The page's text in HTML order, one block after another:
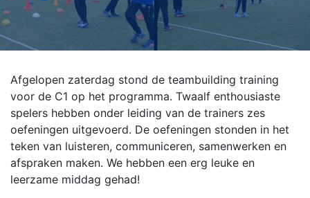
Afgelopen zaterdag stond de teambuilding training
voor de C1 op het programma. Twaalf enthousiaste
spelers hebben onder leiding van de trainers zes
oefeningen uitgevoerd. De oefeningen stonden in het
teken van luisteren, communiceren, samenwerken en
afspraken maken. We hebben een erg leuke en
leerzame middag gehad!